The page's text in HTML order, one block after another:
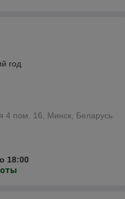
предложим вам
ребенка и
для
год
4 пом. 16, Минск, Беларусь
18:00